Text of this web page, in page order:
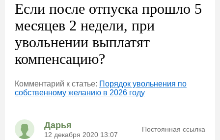
Если после отпуска прошло 5
месяцев 2 недели, при
увольнении выплатят
компенсацию?
Комментарий к статье: Порядок увольнения по
собственному желанию в 2026 году
Дарья
12 декабря 2020 13:07
Постоянная ссылка